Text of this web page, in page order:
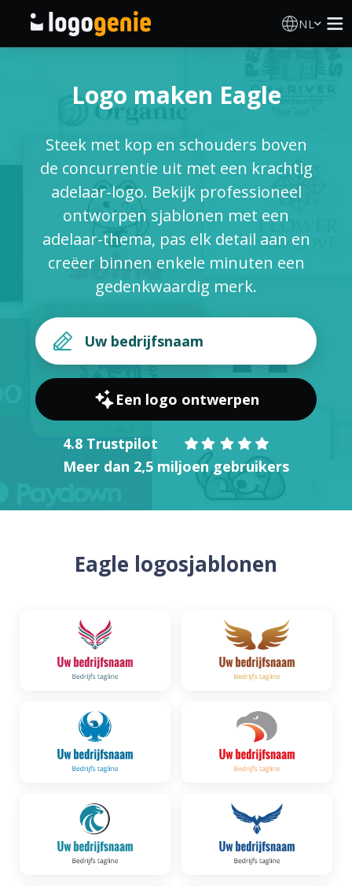
NL
AI logogenerator
Logo-ideeën
Gedrukte producten
Over
INLOGGEN
Logo maken Eagle
Steek met kop en schouders boven
de concurrentie uit met een krachtig
adelaar-logo. Bekijk professioneel
ontworpen sjablonen met een
adelaar-thema, pas elk detail aan en
creëer binnen enkele minuten een
gedenkwaardig merk.
Een logo ontwerpen
4.8 Trustpilot
Meer dan 2,5 miljoen gebruikers
Eagle logosjablonen